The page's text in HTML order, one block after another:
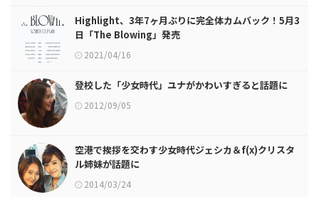
Highlight、3年7ヶ月ぶりに完全体カムバック！5月3
日「The Blowing」発売
2021/04/16
登校した「少女時代」ユナがかわいすぎると話題に
2012/09/05
空港で挨拶を交わす少女時代ジェシカ＆f(x)クリスタ
ル姉妹が話題に
2014/03/24